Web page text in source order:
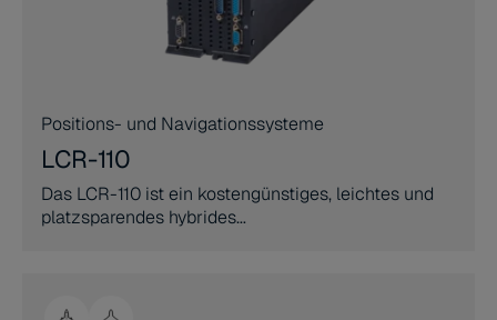
Positions- und Navigationssysteme
LCR-110
Das LCR-110 ist ein kostengünstiges, leichtes und
platzsparendes hybrides